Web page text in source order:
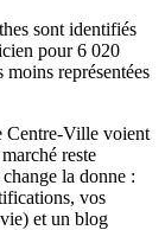
sont identifiés
pour 6 020
représentées
Centre-Ville voient
reste
la donne :
vos
et un blog